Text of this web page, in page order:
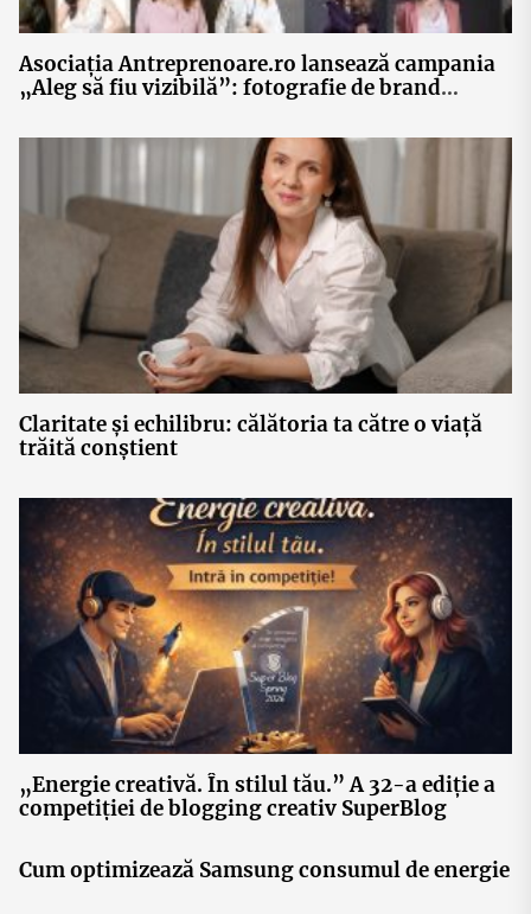
Asociația Antreprenoare.ro lansează campania
„Aleg să fiu vizibilă”: fotografie de brand
femeilor antreprenor din România
Claritate și echilibru: călătoria ta către o viață
trăită conștient
„Energie creativă. În stilul tău.” A 32-a ediție a
competiției de blogging creativ SuperBlog
Cum optimizează Samsung consumul de energie